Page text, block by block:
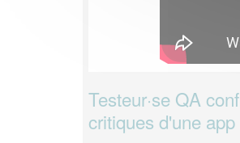
Testeur·se QA
critiques d'une